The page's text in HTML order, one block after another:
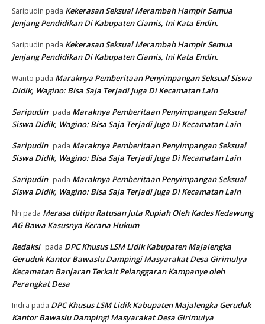
Saripudin pada Kekerasan Seksual Merambah Hampir Semua
Jenjang Pendidikan Di Kabupaten Ciamis, Ini Kata Endin.
Saripudin pada Kekerasan Seksual Merambah Hampir Semua
Jenjang Pendidikan Di Kabupaten Ciamis, Ini Kata Endin.
Wanto pada Maraknya Pemberitaan Penyimpangan Seksual Siswa
Didik, Wagino: Bisa Saja Terjadi Juga Di Kecamatan Lain
Saripudin pada Maraknya Pemberitaan Penyimpangan Seksual
Siswa Didik, Wagino: Bisa Saja Terjadi Juga Di Kecamatan Lain
Saripudin pada Maraknya Pemberitaan Penyimpangan Seksual
Siswa Didik, Wagino: Bisa Saja Terjadi Juga Di Kecamatan Lain
Saripudin pada Maraknya Pemberitaan Penyimpangan Seksual
Siswa Didik, Wagino: Bisa Saja Terjadi Juga Di Kecamatan Lain
Nn pada Merasa ditipu Ratusan Juta Rupiah Oleh Kades Kedawung
AG Bawa Kasusnya Kerana Hukum
Redaksi pada DPC Khusus LSM Lidik Kabupaten Majalengka
Geruduk Kantor Bawaslu Dampingi Masyarakat Desa Girimulya
Kecamatan Banjaran Terkait Pelanggaran Kampanye oleh
Perangkat Desa
Indra pada DPC Khusus LSM Lidik Kabupaten Majalengka Geruduk
Kantor Bawaslu Dampingi Masyarakat Desa Girimulya